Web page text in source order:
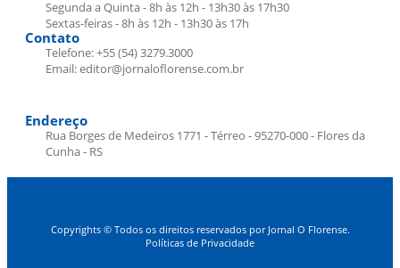
Segunda a Quinta - 8h às 12h - 13h30 às 17h30
Sextas-feiras - 8h às 12h - 13h30 às 17h
Contato
Telefone: +55 (54) 3279.3000
Email: editor@jornaloflorense.com.br
Endereço
Rua Borges de Medeiros 1771 - Térreo - 95270-000 - Flores da
Cunha - RS
Copyrights © Todos os direitos reservados por Jornal O Florense.
Políticas de Privacidade